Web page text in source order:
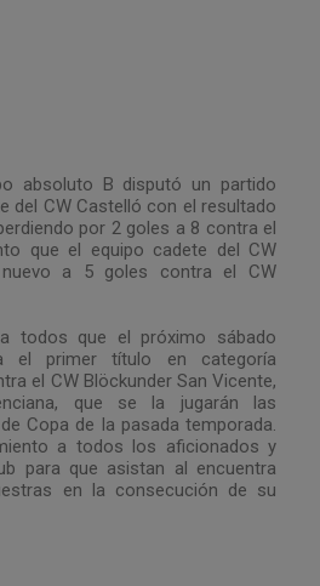
absoluto B disputó un partido
del CW Castelló con el resultado
por 2 goles a 8 contra el
que el equipo cadete del CW
a 5 goles contra el CW
todos que el próximo sábado
el primer título en categoría
el CW Blöckunder San Vicente,
que se la jugarán las
Copa de la pasada temporada.
a todos los aficionados y
para que asistan al encuentra
en la consecución de su